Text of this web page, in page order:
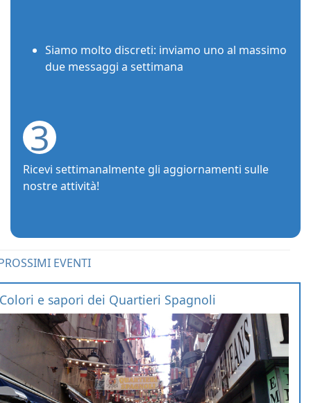
Siamo molto discreti: inviamo uno al massimo
due messaggi a settimana
3
Ricevi settimanalmente gli aggiornamenti sulle
nostre attività!
EVENTI
Colori e sapori dei Quartieri Spagnoli